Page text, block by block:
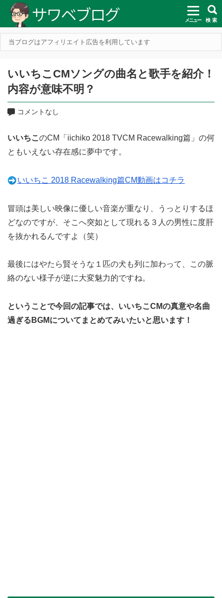
メニュー 検 索
当ブログはアフィリエイト広告を利用しています
いいちこCMソングの曲名と歌手を紹介！
内容が意味不明？
コメントなし
いいちこ のCM「iichiko 2018 TVCM Racewalking篇」の何
ともいえない存在感に夢中です。
いいちこ 2018 Racewalking篇CM動画はコチラ
冒頭は美しい映像に優しい音楽が重なり、うっとりするほ
どなのですが、そこへ突如として現れる３人の男性に度肝
を抜かれるんですよ（笑）
最後にはやたら賢そうな１匹の犬も列に加わって、この脈
絡のない様子が逆に大変魅力的ですね。
ということで今回の記事では、いいちこCMの真意や名曲
過ぎるBGMについてまとめてみいたいと思います！